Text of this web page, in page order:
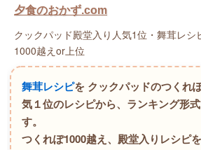
夕食のおかず.com
クックパッド殿堂入り人気1位・舞茸レ
1000越えor上位
舞茸レシピを クックパッドのつくれ
気１位のレシピから、ランキング形
す。
つくれぽ1000越え、殿堂入りレシピ